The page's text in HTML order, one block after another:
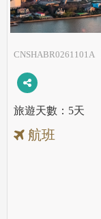
CNSHABR0261101A
5天
航班